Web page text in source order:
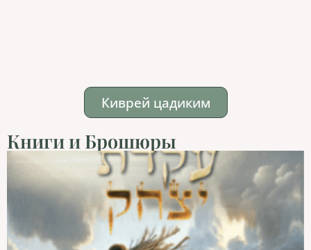
Киврей цадиким
Книги и Брошюры